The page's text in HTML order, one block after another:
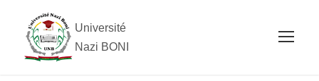
Université
Nazi BONI